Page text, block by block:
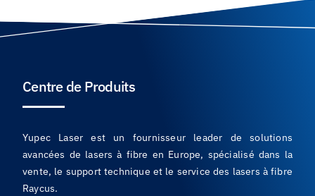
Centre de Produits
Yupec Laser est un fournisseur leader de solutions
avancées de lasers à fibre en Europe, spécialisé dans la
vente, le support technique et le service des lasers à fibre
Raycus.